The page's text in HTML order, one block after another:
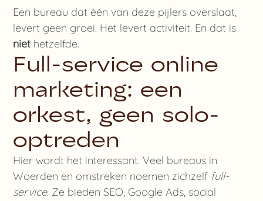
Een bureau dat één van deze pijlers overslaat,
levert geen groei. Het levert activiteit. En dat is
niet hetzelfde.
Full-service online
marketing: een
orkest, geen solo-
optreden
Hier wordt het interessant. Veel bureaus in
Woerden en omstreken noemen zichzelf full-
service. Ze bieden SEO, Google Ads, social